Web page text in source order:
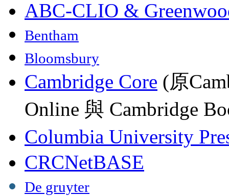
ABC-CLIO &
Bentham
Bloomsbury
Cambridge Core (原
Online 與 Cambridge
Columbia University
CRCNetBASE
De gruyter